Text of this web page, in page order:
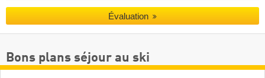
Évaluation
Bons plans séjour au ski